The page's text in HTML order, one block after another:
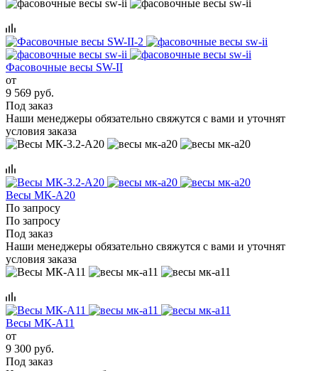
Фасовочные весы SW-II
от
9 569 руб.
Под заказ
Наши менеджеры обязательно свяжутся с вами и уточнят
условия заказа
Весы МК-А20
По запросу
По запросу
Под заказ
Наши менеджеры обязательно свяжутся с вами и уточнят
условия заказа
Весы МК-А11
от
9 300 руб.
Под заказ